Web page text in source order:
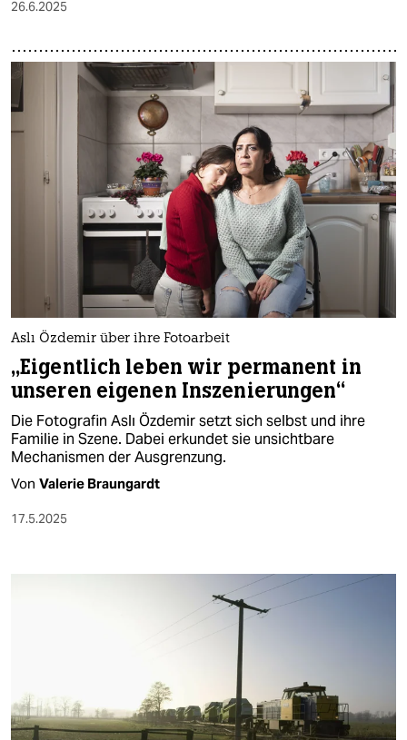
26.6.2025
Aslı Özdemir über ihre Fotoarbeit
„Eigentlich leben wir permanent in
unseren eigenen Inszenierungen“
Die Fotografin Aslı Özdemir setzt sich selbst und ihre
Familie in Szene. Dabei erkundet sie unsichtbare
Mechanismen der Ausgrenzung.
Von Valerie Braungardt
17.5.2025